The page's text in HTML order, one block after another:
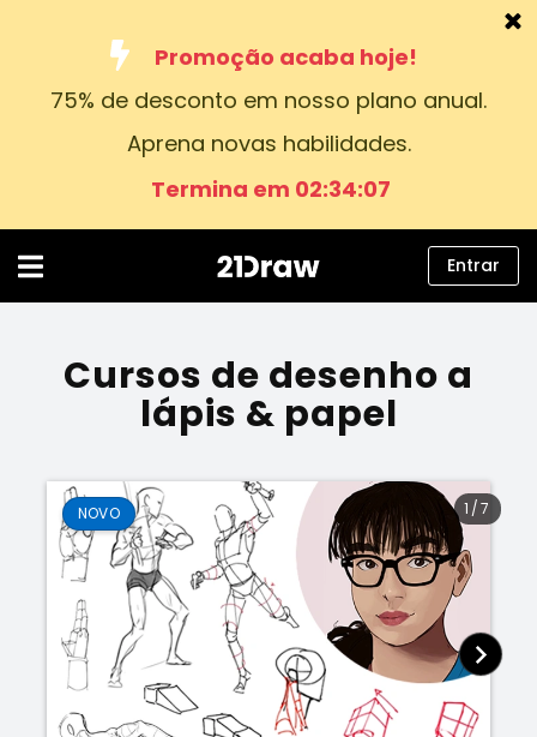
Promoção acaba hoje!
75% de desconto em nosso plano anual.
Aprena novas habilidades.
Termina em 02:34:04
Cursos
Sobre nós
Português
Entrar
Cursos de desenho a
lápis & papel
NOVO 1 /7